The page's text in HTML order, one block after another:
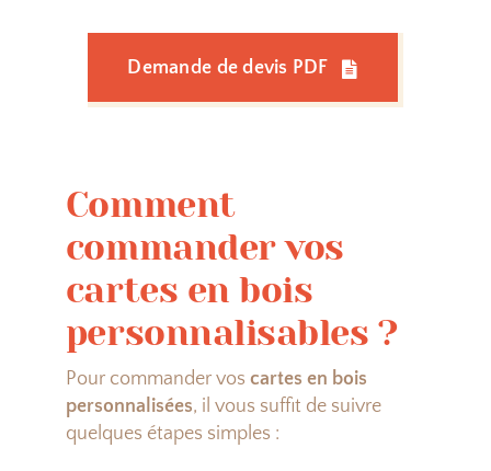
Demande de devis PDF
Comment
commander vos
cartes en bois
personnalisables ?
Pour commander vos cartes en bois
personnalisées, il vous suffit de suivre
quelques étapes simples :